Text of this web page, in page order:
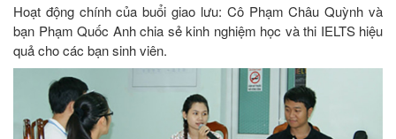
Hoạt động chính của buổi giao lưu: Cô Phạm Châu Quỳnh và
bạn Phạm Quốc Anh chia sẻ kinh nghiệm học và thi IELTS hiệu
quả cho các bạn sinh viên.